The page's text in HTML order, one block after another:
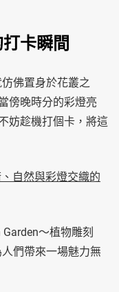
卡瞬間
仿佛置身於花叢之
傍晚時分的彩燈亮
妨趁機打個卡，將這
自然與彩燈交織的
～植物雕刻
們帶來一場魅力無